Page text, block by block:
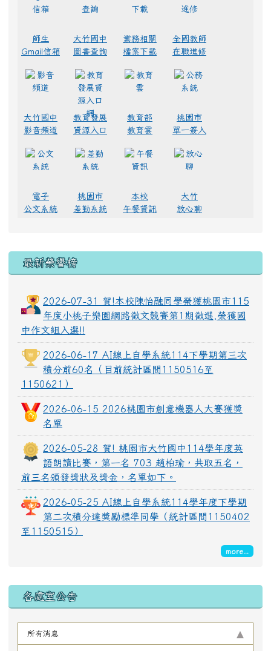
師生
Gmail信箱
大竹國中
圖書查詢
業務相關
檔案下載
全國教師
在職進修
大竹國中
影音頻道
教育發展
資源入口
教育部
教育雲
桃園市
單一簽入
電子
公文系統
桃園市
差勤系統
本校
午餐資訊
大竹
放心聊
最新榮譽榜
2026-07-31 賀!本校陳怡融同學榮獲桃園市115
年度小桃子樂園網路徵文競賽第1期徵選,榮獲國
中作文組入選!!
2026-06-17 AI線上自學系統114下學期第三次
積分前60名（目前統計區間1150516至
1150621）
2026-06-15 2026桃園市創意機器人大賽獲獎
名單
2026-05-28 賀! 桃園市大竹國中114學年度英
語朗讀比賽，第一名 703 趙柏瑜，共取五名，
前三名頒發獎狀及獎金，名單如下。
2026-05-25 AI線上自學系統114學年度下學期
第二次積分達獎勵標準同學（統計區間1150402
至1150515）
more...
各處室公告
所有消息